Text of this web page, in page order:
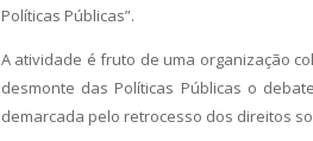
Políticas Públicas”.
A atividade é fruto de uma organização
desmonte das Políticas Públicas o
demarcada pelo retrocesso dos direitos